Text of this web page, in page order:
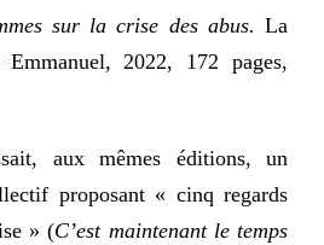
sur la crise des abus. La
Emmanuel, 2022, 172 pages,
aux mêmes éditions, un
proposant « cinq regards
» (C’est maintenant le temps